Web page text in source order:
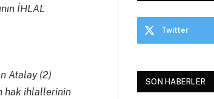
İHLAL
Atalay (2)
hak ihlallerinin
Twitter
SON HABERLER